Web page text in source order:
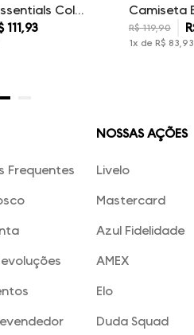
Camiseta Essentials Color Dudalina Masculina
111,93 R$ 119,90
1x de R$ 83 93
Frequentes
NOSSAS AÇÕES
Livelo
Mastercard
Azul Fidelidade
AMEX
Elo
Duda Squad